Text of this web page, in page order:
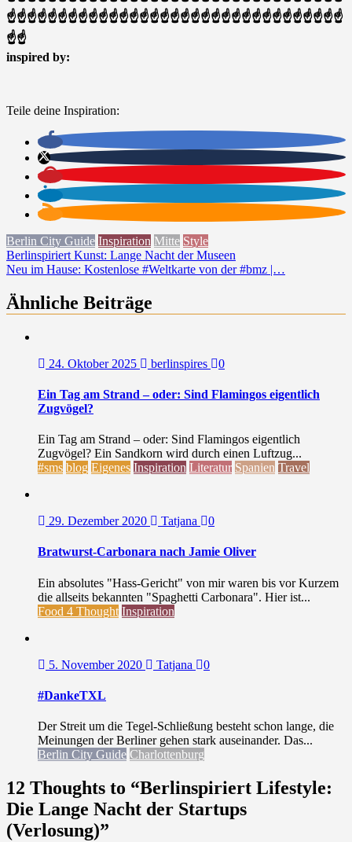
☝☝☝☝☝☝☝☝☝☝☝☝☝☝☝☝☝☝☝☝☝☝☝☝☝☝☝☝☝☝☝☝☝
☝☝
inspired by:
Teile deine Inspiration:
Berlin City Guide Inspiration Mitte Style
Beitragsnavigation
Berlinspiriert Kunst: Lange Nacht der Museen
Neu im Hause: Kostenlose #Weltkarte von der #bmz |…
Ähnliche Beiträge
24. Oktober 2025 berlinspires 0
Ein Tag am Strand – oder: Sind Flamingos eigentlich
Zugvögel?
Ein Tag am Strand – oder: Sind Flamingos eigentlich
Zugvögel? Ein Sandkorn wird durch einen Luftzug...
#sms blog Eigenes Inspiration Literatur Spanien Travel
29. Dezember 2020 Tatjana 0
Bratwurst-Carbonara nach Jamie Oliver
Ein absolutes "Hass-Gericht" von mir waren bis vor Kurzem
die allseits bekannten "Spaghetti Carbonara". Hier ist...
Food 4 Thought Inspiration
5. November 2020 Tatjana 0
#DankeTXL
Der Streit um die Tegel-Schließung besteht schon lange, die
Meinungen der Berliner gehen stark auseinander. Das...
Berlin City Guide Charlottenburg
12 Thoughts to “Berlinspiriert Lifestyle:
Die Lange Nacht der Startups
(Verlosung)”